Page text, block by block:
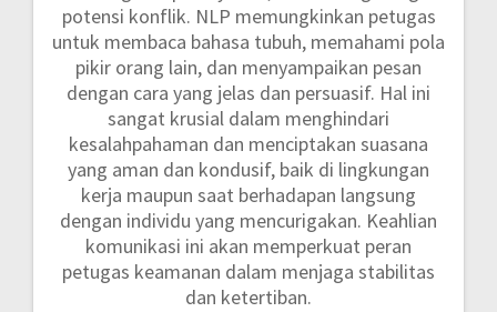
potensi konflik. NLP memungkinkan petugas
untuk membaca bahasa tubuh, memahami pola
pikir orang lain, dan menyampaikan pesan
dengan cara yang jelas dan persuasif. Hal ini
sangat krusial dalam menghindari
kesalahpahaman dan menciptakan suasana
yang aman dan kondusif, baik di lingkungan
kerja maupun saat berhadapan langsung
dengan individu yang mencurigakan. Keahlian
komunikasi ini akan memperkuat peran
petugas keamanan dalam menjaga stabilitas
dan ketertiban.